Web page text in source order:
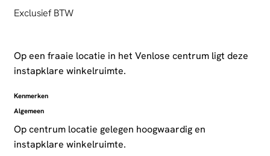
Exclusief BTW
Op een fraaie locatie in het Venlose centrum ligt deze
instapklare winkelruimte.
Kenmerken
Algemeen
Op centrum locatie gelegen hoogwaardig en
instapklare winkelruimte.